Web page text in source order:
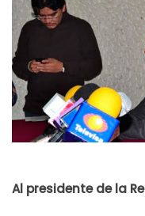
Al presidente de la